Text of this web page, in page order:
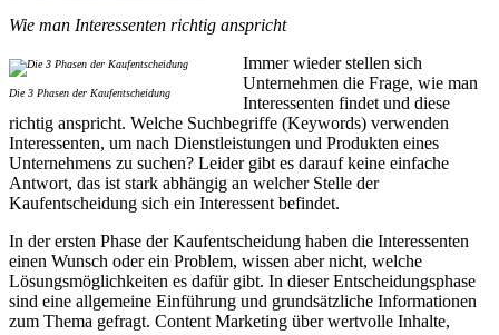
Wie man Interessenten richtig anspricht
Die 3 Phasen der Kaufentscheidung
Immer wieder stellen sich
Unternehmen die Frage, wie man
Interessenten findet und diese
richtig anspricht. Welche Suchbegriffe (Keywords) verwenden
Interessenten, um nach Dienstleistungen und Produkten eines
Unternehmens zu suchen? Leider gibt es darauf keine einfache
Antwort, das ist stark abhängig an welcher Stelle der
Kaufentscheidung sich ein Interessent befindet.
In der ersten Phase der Kaufentscheidung haben die Interessenten
einen Wunsch oder ein Problem, wissen aber nicht, welche
Lösungsmöglichkeiten es dafür gibt. In dieser Entscheidungsphase
sind eine allgemeine Einführung und grundsätzliche Informationen
zum Thema gefragt. Content Marketing über wertvolle Inhalte,